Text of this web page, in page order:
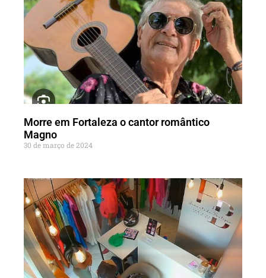
Morre em Fortaleza o cantor romântico
Magno
30 de março de 2024